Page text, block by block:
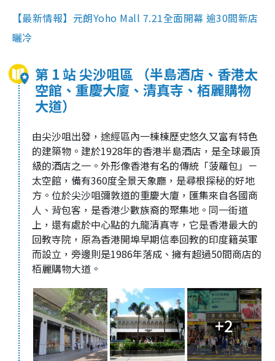
【最新情報】元朗Yoho Mall 7.21全面開幕 逾30間新店
曬冷
第 1 站 尖沙咀區 （半島酒店、香港太
空館、重慶大廈、清真寺、栢麗購物
大道）
由尖沙咀出發，途經區內一棟棟歷史悠久又富有特色
的建築物。建於1928年的香港半島酒店，是全球最頂
級的酒店之一。外形像香港有名的傳統「菠蘿包」－
太空館，備有360度全景天象廳，是尋根探秘的好地
方。位於尖沙咀彌敦道的重慶大廈，匯集來自各國商
人、背包客，是香港少數族裔的聚集地。同一街道
上，還有處於中心點的九龍清真寺，它是香港最大的
回教寺院，原為香港開埠早期信奉回教的印度籍英軍
而設立，旁邊則是1986年落成、擁有超過50間商店的
栢麗購物大道。
+2